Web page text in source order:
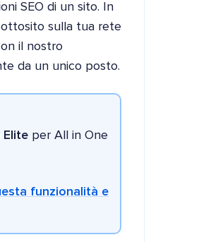
SEO di un sito. In
sulla tua rete
il nostro
da un unico posto.
Elite per All in One
funzionalità e